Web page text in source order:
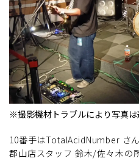
※撮影機材トラブルにより写真
10番手はTotalAcidNumber さ
郡山店スタッフ 鈴木/佐々木の